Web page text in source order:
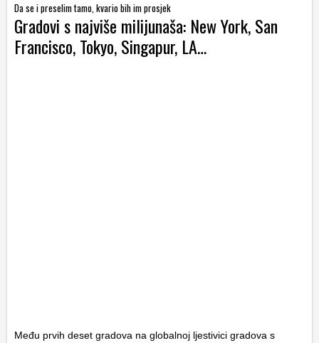
Da se i preselim tamo, kvario bih im prosjek
Gradovi s najviše milijunaša: New York, San
Francisco, Tokyo, Singapur, LA…
Među prvih deset gradova na globalnoj ljestivici gradova s